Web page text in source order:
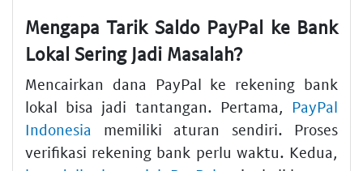
Mengapa Tarik Saldo PayPal ke Bank
Lokal Sering Jadi Masalah?
Mencairkan dana PayPal ke rekening bank
lokal bisa jadi tantangan. Pertama, PayPal
Indonesia memiliki aturan sendiri. Proses
verifikasi rekening bank perlu waktu. Kedua,